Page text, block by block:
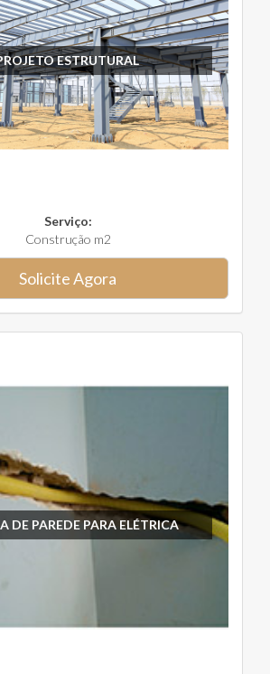
ESTRUTURAL
Serviço:
Construção m2
Solicite Agora
DE PAREDE PARA ELÉTRICA